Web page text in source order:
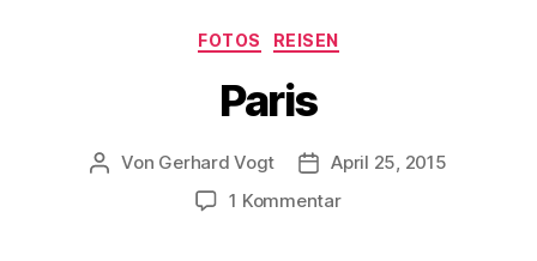
Kategorien
FOTOS REISEN
Paris
Beitragsautor
Von Gerhard Vogt Veröffentlichungsdatum
April 25, 2015
1 Kommentarzu